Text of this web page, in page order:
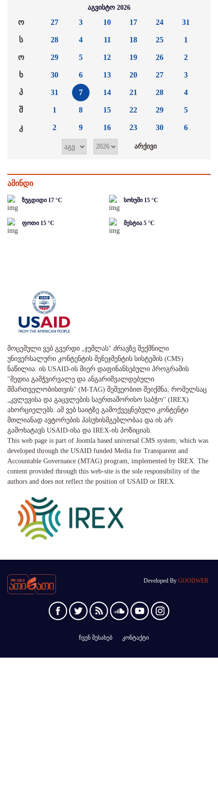
აგვისტო 2026
ო
ს
ო
ხ
პ
შ
კ
27
28
29
30
31
1
2
3
4
5
6
7
8
9
10
11
12
13
14
15
16
17
18
19
20
21
22
23
24
25
26
27
28
29
30
31
1
2
3
4
5
6
ამინდი
ზუგდიდი 17 °C სოხუმი 15 °C
ფოთი 15 °C მესტია 5 °C
მოცემული ვებ გვერდი „ჯუმლას" ძრავზე შექმნილი
უნივერსალური კონტენტის მენეჯმენტის სისტემის (CMS)
ნაწილია. ის USAID-ის მიერ დაფინანსებული პროგრამის
"მედია გამჭვირვალე და ანგარიშვალდებული
მმართველობისთვის" (M-TAG) მეშვეობით შეიქმნა, რომელსაც
„კვლევისა და გაცვლების საერთაშორისო საბჭო" (IREX)
ახორციელებს. ამ ვებ საიტზე გამოქვეყნებული კონტენტი
მთლიანად ავტორების პასუხისმგებლობაა და ის არ
გამოხატავს USAID-ისა და IREX-ის პოზიციას.
This web page is part of Joomla based universal CMS system, which was
developed through the USAID funded Media for Transparent and
Accountable Governance (MTAG) program, implemented by IREX. The
content provided through this web-site is the sole responsibility of the
authors and does not reflect the position of USAID or IREX.
Developed By GOODWEB
ჩვენ შესახებ კონტაქტი